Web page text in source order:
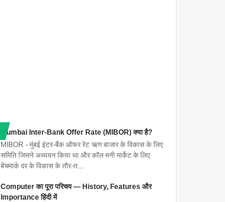
Mumbai Inter-Bank Offer Rate (MIBOR) क्या है?
MIBOR - मुंबई इंटर-बैंक ऑफर रेट ऋण बाजार के विकास के लिए
समिति जिसने अध्ययन किया था और कॉल मनी मार्केट के लिए
बेंचमार्क दर के विकास के तौर-त...
Computer का पूरा परिचय — History, Features और
Importance हिंदी में